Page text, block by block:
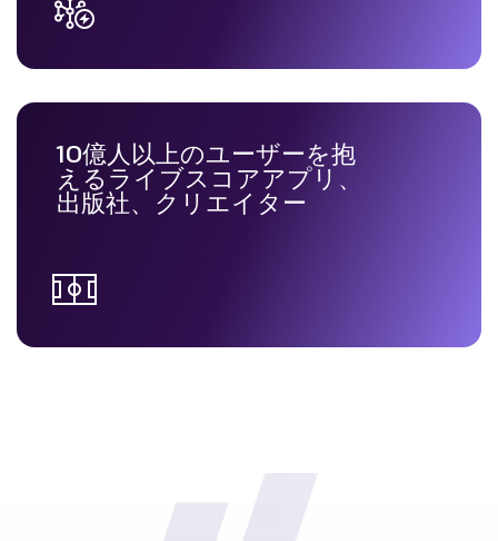
10億人以上のユーザーを抱
えるライブスコアアプリ、
出版社、クリエイター